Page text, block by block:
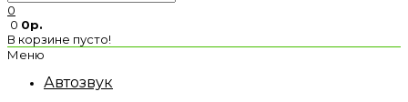
0
0 0р.
В корзине пусто!
Меню
Автозвук